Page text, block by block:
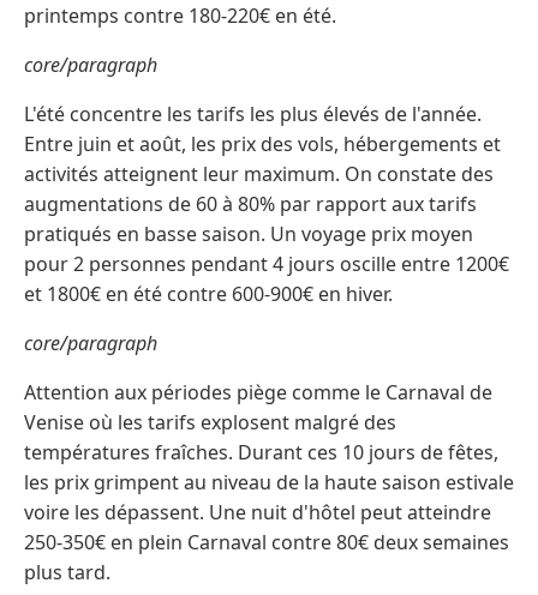
printemps contre 180-220€ en été.
core/paragraph
L'été concentre les tarifs les plus élevés de l'année.
Entre juin et août, les prix des vols, hébergements et
activités atteignent leur maximum. On constate des
augmentations de 60 à 80% par rapport aux tarifs
pratiqués en basse saison. Un voyage prix moyen
pour 2 personnes pendant 4 jours oscille entre 1200€
et 1800€ en été contre 600-900€ en hiver.
core/paragraph
Attention aux périodes piège comme le Carnaval de
Venise où les tarifs explosent malgré des
températures fraîches. Durant ces 10 jours de fêtes,
les prix grimpent au niveau de la haute saison estivale
voire les dépassent. Une nuit d'hôtel peut atteindre
250-350€ en plein Carnaval contre 80€ deux semaines
plus tard.